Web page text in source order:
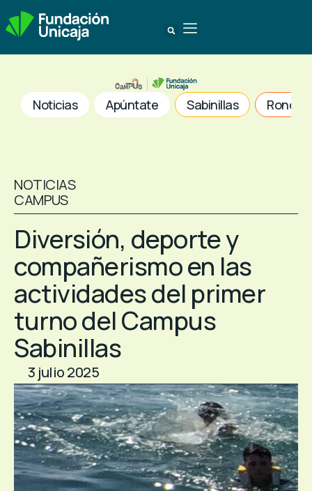
Noticias Apúntate Sabinillas Ronda
NOTICIAS
CAMPUS
Diversión, deporte y
compañerismo en las
actividades del primer
turno del Campus
Sabinillas
3 julio 2025